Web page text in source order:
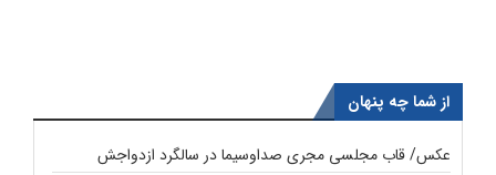
از شما چه پنهان
عکس/ قاب مجلسی مجری صداوسیما در سالگرد ازدواجش